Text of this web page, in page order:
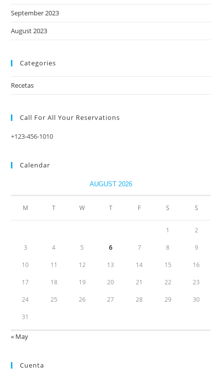
September 2023
August 2023
Categories
Recetas
Call For All Your​ Reservations
+123-456-1010
Calendar
AUGUST 2026
M T W T F S S
1 2
3 4 5 6 7 8 9
10 11 12 13 14 15 16
17 18 19 20 21 22 23
24 25 26 27 28 29 30
31
« May
Cuenta